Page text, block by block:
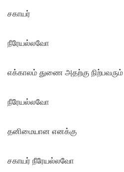
சகாயர்
நீரேயல்லவோ
எக்காலம் துணை அதற்கு நிற்பவரும்
நீரேயல்லவோ
தனிமையான எனக்கு
சகாயர் நீரேயல்லவோ